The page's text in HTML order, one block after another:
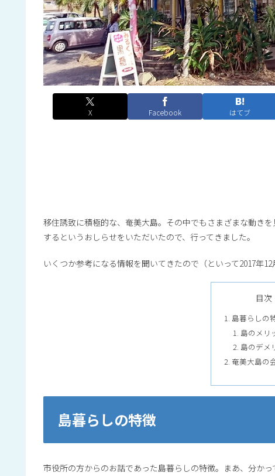
X Facebook はてブ
移住誘致に積極的な、奄美大島。その中でもさまざまな動き
するというおしらせをいただいたので、行ってきました。
いくつか参考になる情報を聞いてきたので（といって2017年
目次
島暮らしの
島のメリ
島のデメ
奄美大島の
島暮らしの特徴
市役所の方からのお話であった島暮らしの特徴。まあ、分か